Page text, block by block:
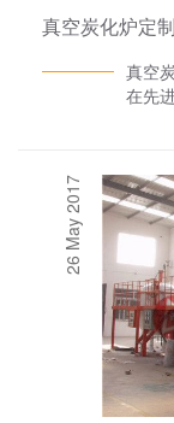
真空炭化炉定
真空
在先
设备
八佳
度构
核心
专属
制：
与酚
求，
±1℃
（
26 May 2017